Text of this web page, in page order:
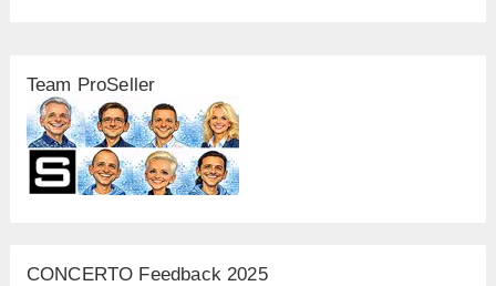
Team ProSeller
CONCERTO Feedback 2025